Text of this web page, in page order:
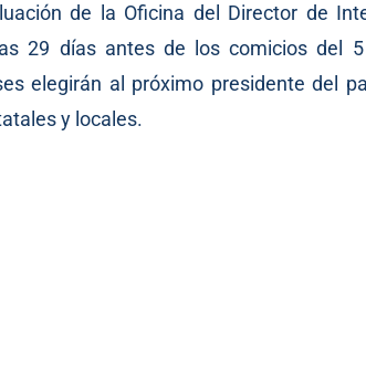
de la Oficina del Director de
29 días antes de los comicios del
elegirán al próximo presidente del
y locales.